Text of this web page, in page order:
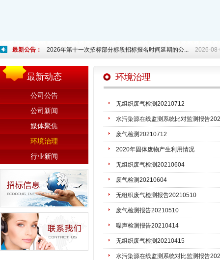
最新公告： 2026年第十一次招标部分标段招标报名时间延期的公... 2026-
最新动态
公司公告
公司新闻
媒体聚焦
环境治理
行业新闻
环境治理
无组织废气检测20210712
水污染源在线监测系统比对监测报告
废气检测20210712
2020年固体废物产生利用情况
无组织废气检测20210604
废气检测20210604
无组织废气检测报告20210510
废气检测报告20210510
噪声检测报告20210414
无组织废气检测20210415
水污染源在线监测系统对比监测报告